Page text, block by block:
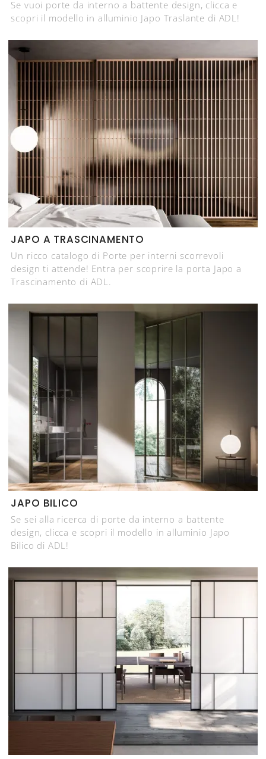
Se vuoi porte da interno a battente design, clicca e
scopri il modello in alluminio Japo Traslante di ADL!
JAPO A TRASCINAMENTO
Un ricco catalogo di Porte per interni scorrevoli
design ti attende! Entra per scoprire la porta Japo a
Trascinamento di ADL.
JAPO BILICO
Se sei alla ricerca di porte da interno a battente
design, clicca e scopri il modello in alluminio Japo
Bilico di ADL!